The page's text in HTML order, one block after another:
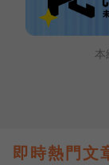
本
即時熱門文